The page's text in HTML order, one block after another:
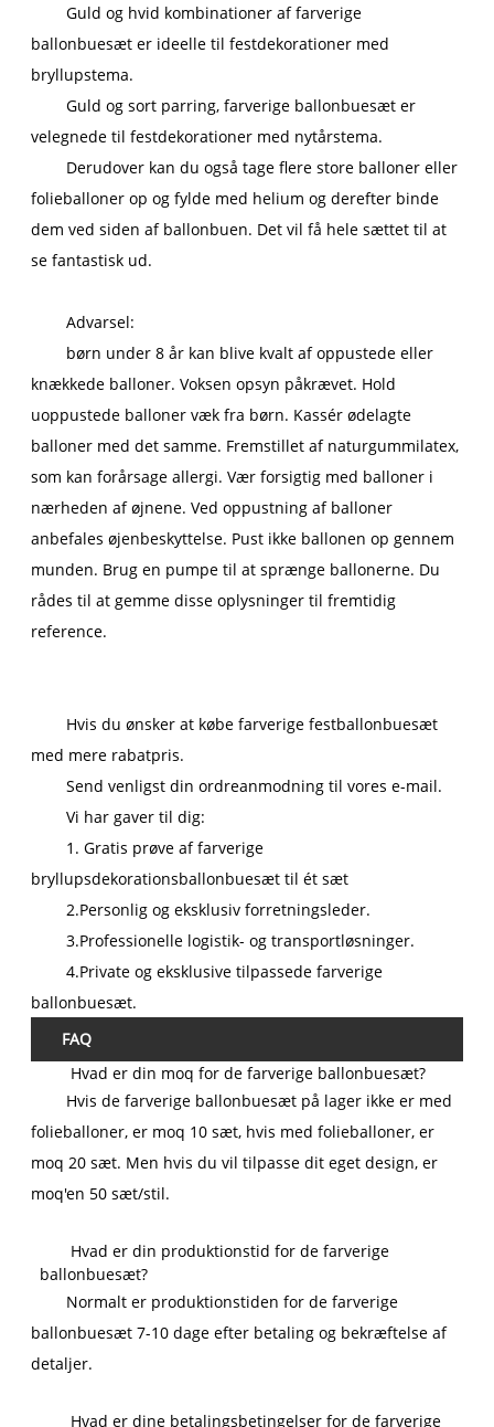
Guld og hvid kombinationer af farverige
ballonbuesæt er ideelle til festdekorationer med
bryllupstema.
Guld og sort parring, farverige ballonbuesæt er
velegnede til festdekorationer med nytårstema.
Derudover kan du også tage flere store balloner eller
folieballoner op og fylde med helium og derefter binde
dem ved siden af ​​ballonbuen. Det vil få hele sættet til at
se fantastisk ud.
Advarsel:
børn under 8 år kan blive kvalt af oppustede eller
knækkede balloner. Voksen opsyn påkrævet. Hold
uoppustede balloner væk fra børn. Kassér ødelagte
balloner med det samme. Fremstillet af naturgummilatex,
som kan forårsage allergi. Vær forsigtig med balloner i
nærheden af ​​øjnene. Ved oppustning af balloner
anbefales øjenbeskyttelse. Pust ikke ballonen op gennem
munden. Brug en pumpe til at sprænge ballonerne. Du
rådes til at gemme disse oplysninger til fremtidig
reference.
Hvis du ønsker at købe farverige festballonbuesæt
med mere rabatpris.
Send venligst din ordreanmodning til vores e-mail.
Vi har gaver til dig:
1. Gratis prøve af farverige
bryllupsdekorationsballonbuesæt til ét sæt
2.Personlig og eksklusiv forretningsleder.
3.Professionelle logistik- og transportløsninger.
4.Private og eksklusive tilpassede farverige
ballonbuesæt.
FAQ
Hvad er din moq for de farverige ballonbuesæt?
Hvis de farverige ballonbuesæt på lager ikke er med
folieballoner, er moq 10 sæt, hvis med folieballoner, er
moq 20 sæt. Men hvis du vil tilpasse dit eget design, er
moq'en 50 sæt/stil.
Hvad er din produktionstid for de farverige
ballonbuesæt?
Normalt er produktionstiden for de farverige
ballonbuesæt 7-10 dage efter betaling og bekræftelse af
detaljer.
Hvad er dine betalingsbetingelser for de farverige